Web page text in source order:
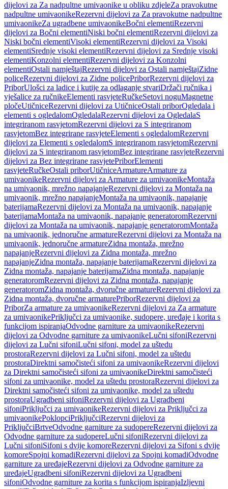
dijelovi za Za nadpultne umivaonike u obliku zdjeleZa pravokutne
nadpultne umivaonikeRezervni dijelovi za Za pravokutne nadpultne
umivaonikeZa ugradbene umivaonikeBočni elementiRezervni
dijelovi za Bočni elementiNiski bočni elementiRezervni dijelovi za
Niski bočni elementiVisoki elementiRezervni dijelovi za Visoki
elementiSrednje visoki elementiRezervni dijelovi za Srednje visoki
elementiKonzolni elementiRezervni dijelovi za Konzolni
elementiOstali namještajRezervni dijelovi za Ostali namještajZidne
policeRezervni dijelovi za Zidne policePriborRezervni dijelovi za
PriborUlošci za ladice i kutije za odlaganje stvariDržači ručnika i
vješalice za ručnikeElementi rasvjeteRučkeSetovi noguMagnetne
pločeUtičniceRezervni dijelovi za UtičniceOstali priborOgledala i
elementi s ogledalomOgledalaRezervni dijelovi za OgledalaS
integriranom rasvjetomRezervni dijelovi za S integriranom
rasvjetomBez integrirane rasvjeteElementi s ogledalomRezervni
dijelovi za Elementi s ogledalomS integriranom rasvjetomRezervni
dijelovi za S integriranom rasvjetomBez integrirane rasvjeteRezervni
dijelovi za Bez integrirane rasvjetePriborElementi
rasvjeteRučkeOstali priborUtičniceArmatureArmature za
umivaonikeRezervni dijelovi za Armature za umivaonikeMontaža
na umivaonik, mrežno napajanjeRezervni dijelovi za Montaža na
umivaonik, mrežno napajanjeMontaža na umivaonik, napajanje
baterijamaRezervni dijelovi za Montaža na umivaonik, napajanje
baterijamaMontaža na umivaonik, napajanje generatoromRezervni
dijelovi za Montaža na umivaonik, napajanje generatoromMontaža
na umivaonik, jednoručne armatureRezervni dijelovi za Montaža na
umivaonik, jednoručne armatureZidna montaža, mrežno
napajanjeRezervni dijelovi za Zidna montaža, mrežno
napajanjeZidna montaža, napajanje baterijamaRezervni dijelovi za
Zidna montaža, napajanje baterijamaZidna montaža, napajanje
generatoromRezervni dijelovi za Zidna montaža, napajanje
generatoromZidna montaža, dvoručne armatureRezervni dijelovi za
Zidna montaža, dvoručne armaturePriborRezervni dijelovi za
PriborZa armature za umivaonikeRezervni dijelovi za Za armature
za umivaonikePriključci za umivaonike, sudopere, uređaje i korita s
funkcijom ispiranjaOdvodne garniture za umivaonikeRezervni
dijelovi za Odvodne garniture za umivaonikeLučni sifoniRezervni
dijelovi za Lučni sifoniLučni sifoni, model za uštedu
prostoraRezervni dijelovi za Lučni sifoni, model za uštedu
prostoraDirektni samočisteći sifoni za umivaonikeRezervni dijelovi
za Direktni samočisteći sifoni za umivaonikeDirektni samočisteći
sifoni za umivaonike, model za uštedu prostoraRezervni dijelovi za
Direktni samočisteći sifoni za umivaonike, model za uštedu
prostoraUgradbeni sifoniRezervni dijelovi za Ugradbeni
sifoniPriključci za umivaonikeRezervni dijelovi za Priključci za
umivaonikePoklopciPriključciRezervni dijelovi za
PriključciBrtveOdvodne garniture za sudopereRezervni dijelovi za
Odvodne garniture za sudopereLučni sifoniRezervni dijelovi za
Lučni sifoniSifoni s dvije komoreRezervni dijelovi za Sifoni s dvije
komoreSpojni komadiRezervni dijelovi za Spojni komadiOdvodne
garniture za uređajeRezervni dijelovi za Odvodne garniture za
uređajeUgradbeni sifoniRezervni dijelovi za Ugradbeni
sifoniOdvodne garniture za korita s funkcijom ispiranjaIzljevni